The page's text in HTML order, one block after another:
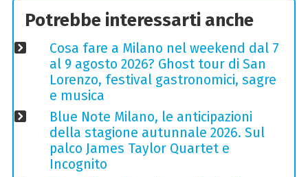
Potrebbe interessarti anche
Cosa fare a Milano nel weekend dal 7
al 9 agosto 2026? Ghost tour di San
Lorenzo, festival gastronomici, sagre
e musica
Blue Note Milano, le anticipazioni
della stagione autunnale 2026. Sul
palco James Taylor Quartet e
Incognito